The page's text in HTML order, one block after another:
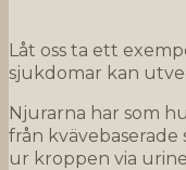
Låt oss ta ett
sjukdomar kan
Njurarna har som
från
ur kroppen via